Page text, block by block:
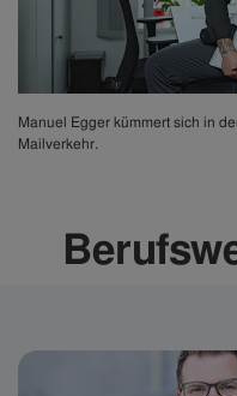
Manuel Egger kümmert sich in
Mailverkehr.